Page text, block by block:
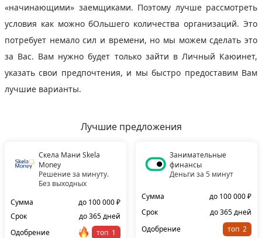
«начинающими» заемщиками. Поэтому лучше рассмотреть
условия как можно бОльшего количества организаций. Это
потребует немало сил и времени, но мы можем сделать это
за Вас. Вам нужно будет только зайти в Личный Каюинет,
указать свои предпочтения, и мы быстро предоставим Вам
лучшие варианты.
Лучшие предложения
Скела Мани Skela
Money
Решение за минуту.
Без выходных
Сумма
до 100 000 ₽
Срок
до 365 дней
Одобрение
топ
Занимательные
финансы
Деньги за 5 минут
Сумма
до 100 000 ₽
Срок
до 365 дней
Одобрение
топ